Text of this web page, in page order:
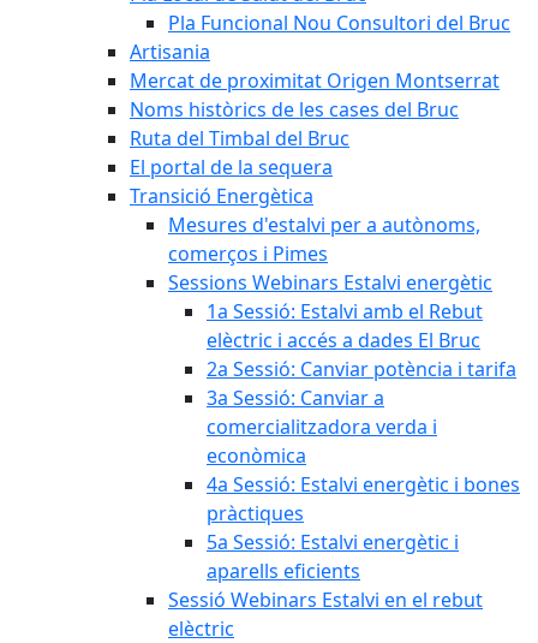
Pla Funcional Nou Consultori del Bruc
Artisania
Mercat de proximitat Origen Montserrat
Noms històrics de les cases del Bruc
Ruta del Timbal del Bruc
El portal de la sequera
Transició Energètica
Mesures d'estalvi per a autònoms,
comerços i Pimes
Sessions Webinars Estalvi energètic
1a Sessió: Estalvi amb el Rebut
elèctric i accés a dades El Bruc
2a Sessió: Canviar potència i tarifa
3a Sessió: Canviar a
comercialitzadora verda i
econòmica
4a Sessió: Estalvi energètic i bones
pràctiques
5a Sessió: Estalvi energètic i
aparells eficients
Sessió Webinars Estalvi en el rebut
elèctric